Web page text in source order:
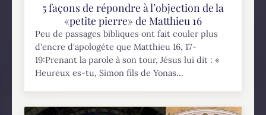
5 façons de répondre à l’objection de la
«petite pierre» de Matthieu 16
Peu de passages bibliques ont fait couler plus
d'encre d'apologète que Matthieu 16, 17-
19:Prenant la parole à son tour, Jésus lui dit : «
Heureux es-tu, Simon fils de Yonas...